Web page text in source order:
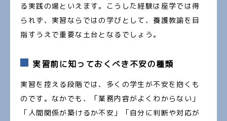
る実践の場といえます。こうした経験は座学では得
られず、実習ならではの学びとして、養護教諭を目
指すうえで重要な土台となるでしょう。
実習前に知っておくべき不安の種類
実習を控える段階では、多くの学生が不安を抱くも
のです。なかでも、「業務内容がよくわからない」
「人間関係が築けるか不安」「自分に判断や対応が